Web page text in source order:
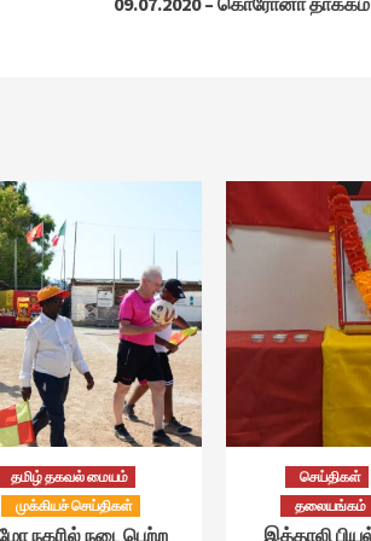
தமிழ் தகவல் மையம்
முக்கியச் செய்திகள்
நகரில் நடைபெற்ற
செய்திகள்
தலையங்கம்
இத்தாலி